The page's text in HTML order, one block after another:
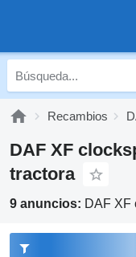
Recambios
DAF XF
tractora
9 anuncios: DAF XF